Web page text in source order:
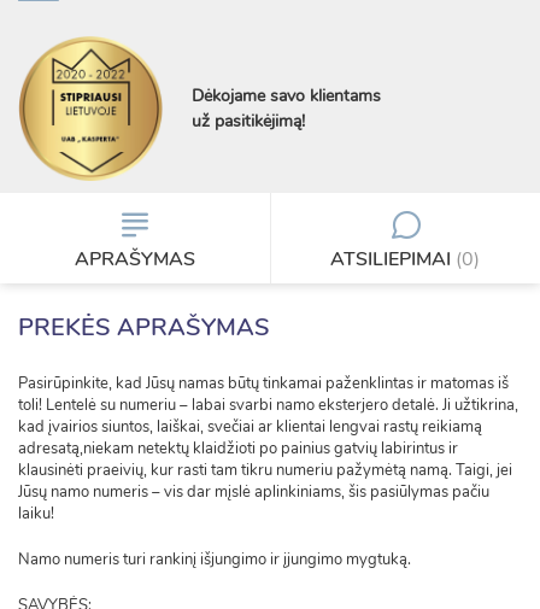
Dėkojame savo klientams
už pasitikėjimą!
APRAŠYMAS ATSILIEPIMAI (0)
PREKĖS APRAŠYMAS
Pasirūpinkite, kad Jūsų namas būtų tinkamai paženklintas ir matomas iš
toli! Lentelė su numeriu – labai svarbi namo eksterjero detalė. Ji užtikrina,
kad įvairios siuntos, laiškai, svečiai ar klientai lengvai rastų reikiamą
adresatą,niekam netektų klaidžioti po painius gatvių labirintus ir
klausinėti praeivių, kur rasti tam tikru numeriu pažymėtą namą. Taigi, jei
Jūsų namo numeris – vis dar mįslė aplinkiniams, šis pasiūlymas pačiu
laiku!
Namo numeris turi rankinį išjungimo ir įjungimo mygtuką.